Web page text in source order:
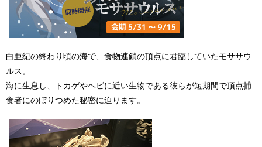
白亜紀の終わり頃の海で、食物連鎖の頂点に君臨していたモササウ
ルス。
海に生息し、トカゲやヘビに近い生物である彼らが短期間で頂点捕
食者にのぼりつめた秘密に迫ります。